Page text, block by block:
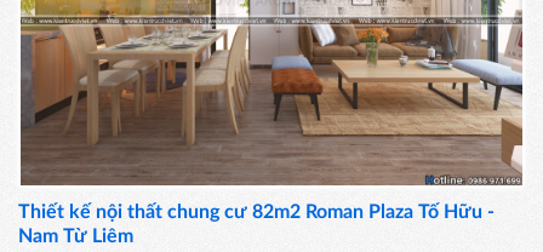
Thiết kế nội thất chung cư 82m2 Roman Plaza Tố Hữu -
Nam Từ Liêm